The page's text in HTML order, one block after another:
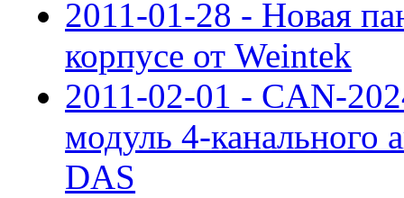
2011-01-28 - Новая
корпусе от Weintek
2011-02-01 - CAN-
модуль 4-канального
DAS